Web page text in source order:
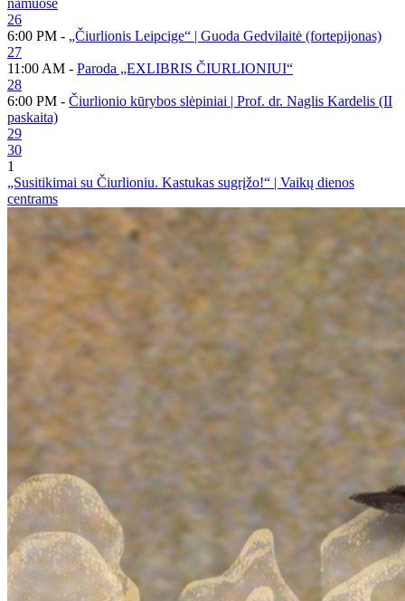
26
6:00 PM - „Čiurlionis Leipcige“ | Guoda Gedvilaitė (fortepijonas)
27
11:00 AM - Paroda „EXLIBRIS ČIURLIONIUI“
28
6:00 PM - Čiurlionio kūrybos slėpiniai | Prof. dr. Naglis Kardelis (II
paskaita)
29
30
1
„Susitikimai su Čiurlioniu. Kastukas sugrįžo!“ | Vaikų dienos
centrams